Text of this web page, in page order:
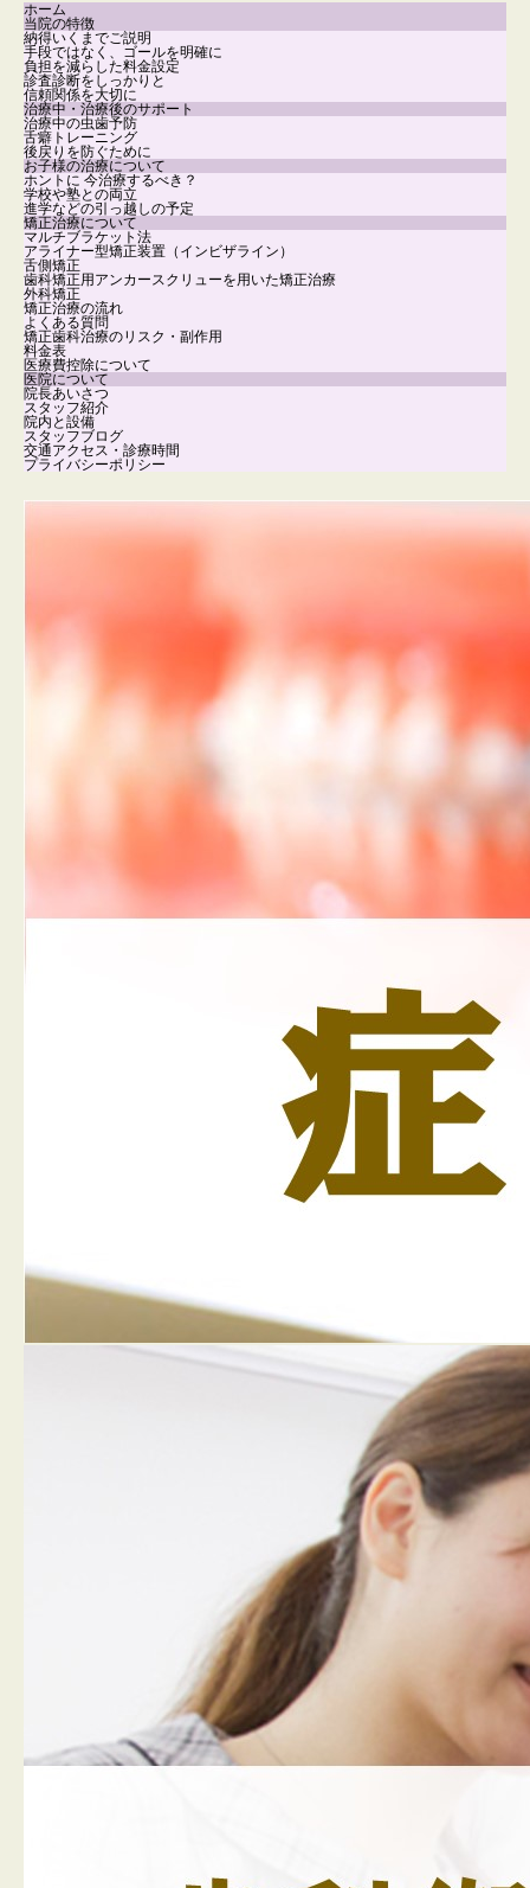
ホーム
当院の特徴
納得いくまでご説明
手段ではなく、ゴールを明確に
負担を減らした料金設定
診査診断をしっかりと
信頼関係を大切に
治療中・治療後のサポート
治療中の虫歯予防
舌癖トレーニング
後戻りを防ぐために
お子様の治療について
ホントに 今治療するべき？
学校や塾との両立
進学などの引っ越しの予定
矯正治療について
マルチブラケット法
アライナー型矯正装置（インビザライン）
舌側矯正
歯科矯正用アンカースクリューを用いた矯正治療
外科矯正
矯正治療の流れ
よくある質問
矯正歯科治療のリスク・副作用
料金表
医療費控除について
医院について
院長あいさつ
スタッフ紹介
院内と設備
スタッフブログ
交通アクセス・診療時間
プライバシーポリシー